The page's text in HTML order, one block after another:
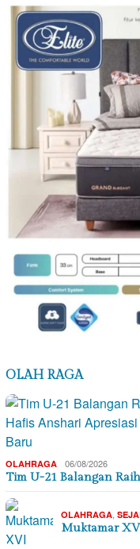
OLAH RAGA
OLAHRAGA 06/08/2026
Tim U-21 Balangan
OLAHRAGA
Muktamar